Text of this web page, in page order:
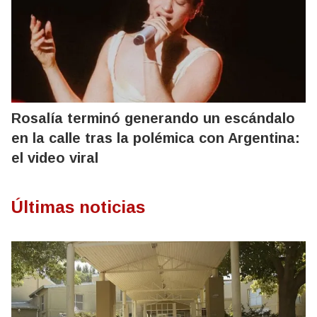
Rosalía terminó generando un escándalo
en la calle tras la polémica con Argentina:
el video viral
Últimas noticias